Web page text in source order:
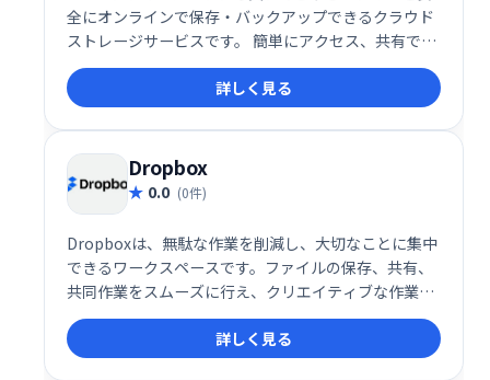
全にオンラインで保存・バックアップできるクラウド
ストレージサービスです。 簡単にアクセス、共有で
き、ビジネスの生産性向上に貢献します。 大切なデー
タを安全に管理したい方におすすめです。
詳しく見る
Dropbox
0.0 (0件)
Dropboxは、無駄な作業を削減し、大切なことに集中
できるワークスペースです。ファイルの保存、共有、
共同作業をスムーズに行え、クリエイティブな作業に
集中できます。ログインして、より効率的なワークフ
ローを実現しましょう。詳しく見る